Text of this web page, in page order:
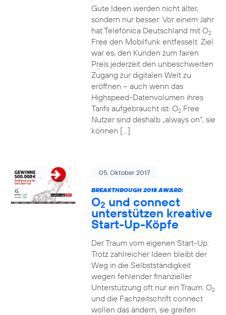
Gute Ideen werden nicht älter,
sondern nur besser: Vor einem Jahr
hat Telefónica Deutschland mit O2
Free den Mobilfunk entfesselt. Ziel
war es, den Kunden zum fairen
Preis jederzeit den unbeschwerten
Zugang zur digitalen Welt zu
eröffnen – auch wenn das
Highspeed-Datenvolumen ihres
Tarifs aufgebraucht ist. O2Free
Nutzer sind deshalb „always on“, sie
können […]
05. Oktober 2017
BREAKTHROUGH 2018 AWARD:
O2 und connect
unterstützen kreative
Start-Up-Köpfe
Der Traum vom eigenen Start-Up:
Trotz zahlreicher Ideen bleibt der
Weg in die Selbstständigkeit
wegen fehlender finanzieller
Unterstützung oft nur ein Traum. O2
und die Fachzeitschrift connect
wollen das ändern, sie greifen